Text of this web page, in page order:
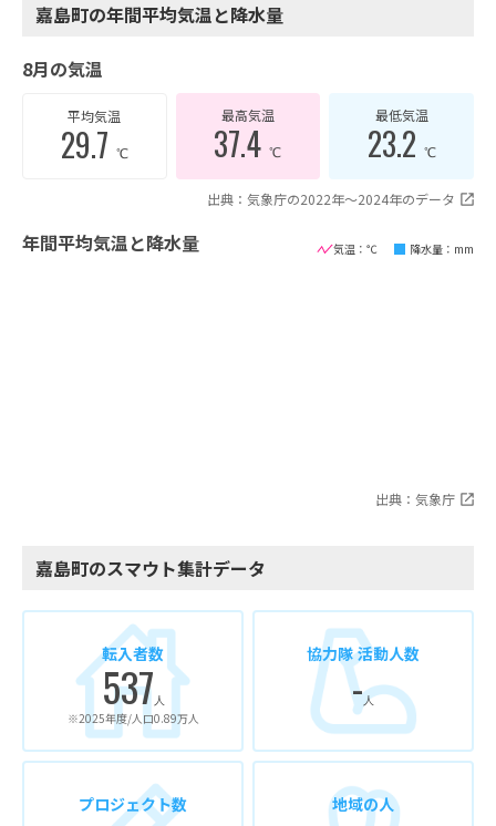
嘉島町の年間平均気温と降水量
8月の気温
平均気温
29.7 ℃
最高気温
37.4℃
最低気温
23.2 ℃
出典：気象庁の2022年〜2024年のデータ
年間平均気温と降水量 気温：℃ 降水量：mm
出典：気象庁
嘉島町のスマウト集計データ
転入者数
537 人
※2025年度/人口0.89万人
協力隊 活動人数
-人
プロジェクト数 地域の人